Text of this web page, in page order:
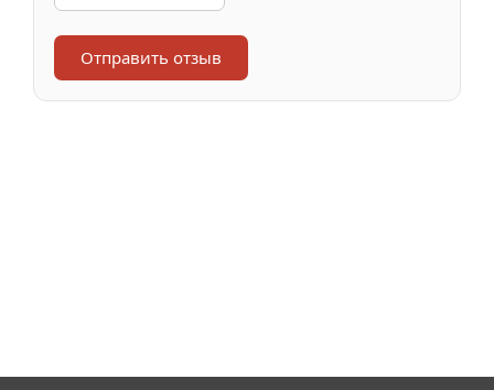
Отправить отзыв